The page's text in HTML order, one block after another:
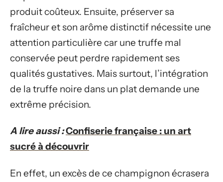
produit coûteux. Ensuite, préserver sa
fraîcheur et son arôme distinctif nécessite une
attention particulière car une truffe mal
conservée peut perdre rapidement ses
qualités gustatives. Mais surtout, l’intégration
de la truffe noire dans un plat demande une
extrême précision.
A lire aussi :Confiserie française : un art
sucré à découvrir
En effet, un excès de ce champignon écrasera